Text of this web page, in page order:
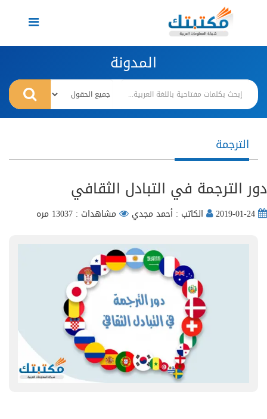
Toggle
navigation
المدونة
الترجمة
دور الترجمة في التبادل الثقافي
الكاتب : أحمد مجدي مشاهدات : 13037 مره